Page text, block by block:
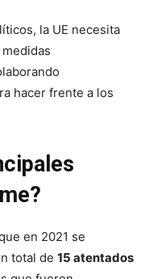
la UE necesita
hacer frente a los
en 2021 se
total de 15 atentados